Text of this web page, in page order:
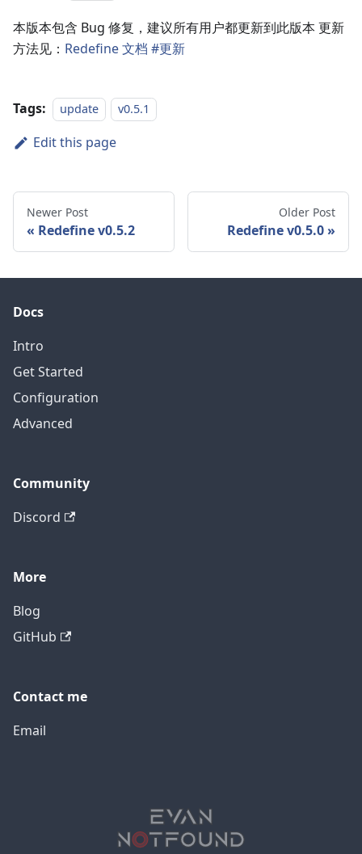
本版本包含 Bug 修复，建议所有用户都更新到此版本 更新
方法见： Redefine 文档 #更新
Tags: update v0.5.1
Edit this page
Newer Post
Redefine v0.5.2
Older Post
Redefine v0.5.0
Docs
Intro
Get Started
Configuration
Advanced
Community
Discord
More
Blog
GitHub
Contact me
Email